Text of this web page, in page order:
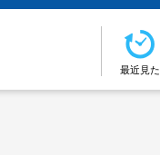
最近見た